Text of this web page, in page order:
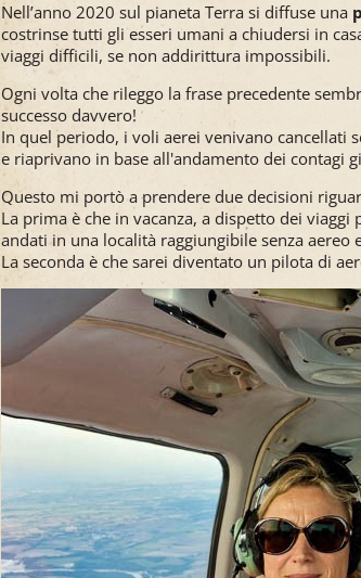
Nell’anno 2020 sul pianeta Terra si diffuse una
costrinse tutti gli esseri umani a chiudersi in
viaggi difficili, se non addirittura impossibili.
Ogni volta che rileggo la frase precedente
successo davvero!
In quel periodo, i voli aerei venivano cancellati
e riaprivano in base all'andamento dei contagi
Questo mi portò a prendere due decisioni
La prima è che in vacanza, a dispetto dei
andati in una località raggiungibile senza
La seconda è che sarei diventato un pilota di